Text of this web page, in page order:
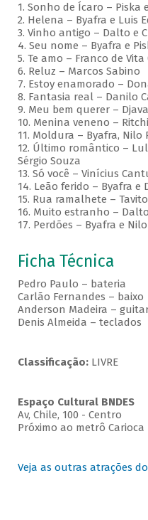
1. Sonho de Ícaro – Piska
2. Helena – Byafra e Luis
3. Vinho antigo – Dalto e
4. Seu nome – Byafra e
5. Te amo – Franco de
6. Reluz – Marcos Sabino
7. Estoy enamorado –
8. Fantasia real – Danilo
9. Meu bem querer –
10. Menina veneno –
11. Moldura – Byafra, Nilo
12. Último romântico –
Sérgio Souza
13. Só você – Vinícius
14. Leão ferido – Byafra e
15. Rua ramalhete –
16. Muito estranho –
17. Perdões – Byafra e
Ficha Técnica
Pedro Paulo – bateria
Carlão Fernandes – baixo
Anderson Madeira –
Denis Almeida – teclados
Classificação: LIVRE
Espaço Cultural BNDES
Av, Chile, 100 - Centro
Próximo ao metrô Carioca
Veja as outras atrações